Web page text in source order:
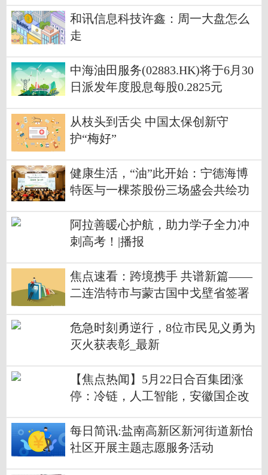
和讯信息科技许鑫：周一大盘怎么
走
中海油田服务(02883.HK)将于6月30
日派发年度股息每股0.2825元
从枝头到舌尖 中国太保创新守
护“梅好”
健康生活，“油”此开始：宁德海博
特医与一棵茶股份三场盛会共绘功
阿拉善暖心护航，助力学子全力冲
刺高考！|播报
焦点速看：跨境携手 共谱新篇——
二连浩特市与蒙古国中戈壁省签署
危急时刻勇逆行，8位市民见义勇为
灭火获表彰_最新
【焦点热闻】5月22日合百集团涨
停：冷链，人工智能，安徽国企改
每日简讯:盐南高新区新河街道新怡
社区开展主题志愿服务活动